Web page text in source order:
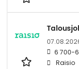
6 700-
Raisio